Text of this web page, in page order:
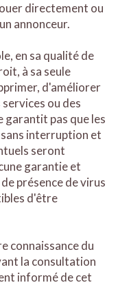
directement ou
annonceur.
en sa qualité de
à sa seule
d'améliorer
ou des
garantit pas que les
interruption et
seront
garantie et
présence de virus
d'être
connaissance du
la consultation
informé de cet